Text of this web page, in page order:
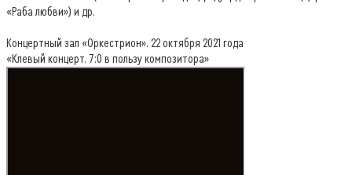
«Раба любви») и др.
Концертный зал «Оркестрион». 22 октября 2021 года
«Клевый концерт. 7:0 в пользу композитора»